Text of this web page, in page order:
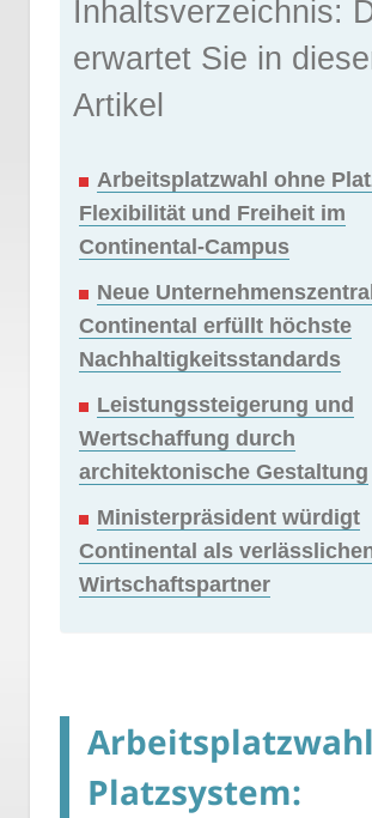
Inhaltsverzeichnis:
erwartet Sie in
Artikel
Arbeitsplatzwahl ohne
Flexibilität und Freiheit im
Continental-Campus
Neue
Continental erfüllt höchste
Nachhaltigkeitsstandards
Leistungssteigerung und
Wertschaffung durch
architektonische Gestaltung
Ministerpräsident würdigt
Continental als
Wirtschaftspartner
Platzsystem: